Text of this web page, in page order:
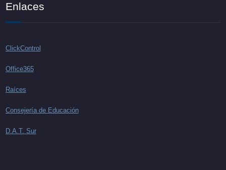
Enlaces
ClickControl
Office365
Raíces
Consejería de Educación
D.A.T. Sur